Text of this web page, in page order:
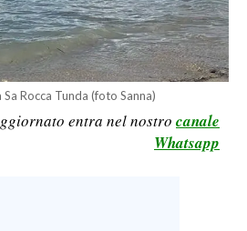
Rocca Tunda (foto Sanna)
entra nel nostro canale
Whatsapp